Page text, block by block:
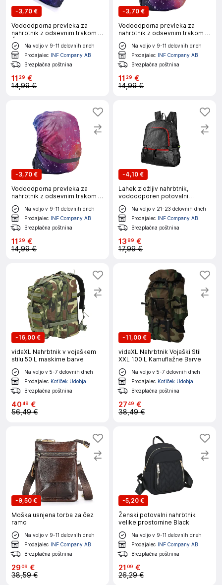
-3,70 €
Vodoodporna prevleka za
nahrbtnik z odsevnim trakom S
Črno zvezdnato nebo
Na voljo v 9-11 delovnih dneh
Prodajalec INF Company AB
Brezplačna poštnina
11 29 €
14,99 €
-3,70 €
Vodoodporna prevleka za
nahrbtnik z odsevnim trakom M
Rožnato zvezdnato nebo
Na voljo v 9-11 delovnih dneh
Prodajalec INF Company AB
Brezplačna poštnina
11 29 €
14,99 €
-3,70 €
Vodoodporna prevleka za
nahrbtnik z odsevnim trakom S
Rožnato zvezdnato nebo
Na voljo v 9-11 delovnih dneh
Prodajalec INF Company AB
Brezplačna poštnina
11 29 €
14,99 €
-4,10 €
Lahek zložljiv nahrbtnik,
vodoodporen potovalni
nahrbtnik za pohodništvo Black
M
Na voljo v 21-23 delovnih dneh
Prodajalec INF Company AB
Brezplačna poštnina
1389 €
17,99 €
-16,00 €
vidaXL Nahrbtnik v vojaškem
stilu 50 L maskirne barve
Na voljo v 5-7 delovnih dneh
Prodajalec Kotiček Udobja
Brezplačna poštnina
4049 €
56,49 €
-11,00 €
vidaXL Nahrbtnik Vojaški Stil
XXL 100 L Kamuflažne Barve
Na voljo v 5-7 delovnih dneh
Prodajalec Kotiček Udobja
Brezplačna poštnina
2749 €
38,49 €
-9,50 €
Moška usnjena torba za čez
ramo
Na voljo v 9-11 delovnih dneh
Prodajalec INF Company AB
Brezplačna poštnina
2909 €
38,59 €
-5,20 €
Ženski potovalni nahrbtnik
velike prostornine Black
Na voljo v 9-11 delovnih dneh
Prodajalec INF Company AB
Brezplačna poštnina
21 09 €
26,29 €